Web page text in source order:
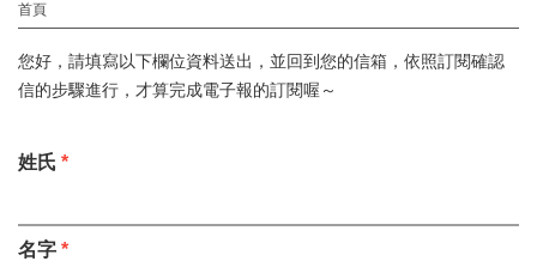
首頁
您好，請填寫以下欄位資料送出，並回到您的信箱，依照訂閱確認
信的步驟進行，才算完成電子報的訂閱喔～
姓氏 *
名字 *